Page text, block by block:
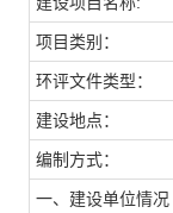
项目类别：
环评文件类型：
建设地点：
编制方式：
一、建设单位情况